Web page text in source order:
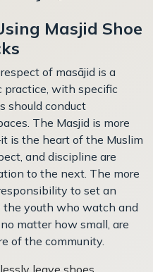
Masjid Shoe
of masājid is a
practice, with specific
should conduct
The Masjid is more
is the heart of the Muslim
and discipline are
to the next. The more
to set an
the youth who watch and
matter how small, are
of the community.
leave shoes